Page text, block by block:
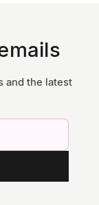
and the latest